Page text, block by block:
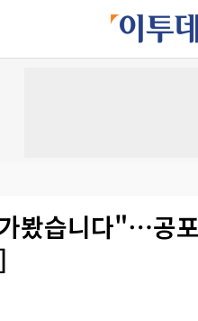
봤습니다"⋯공